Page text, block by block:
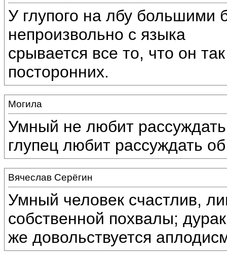
У глупого на лбу большими
непроизвольно с языка
срывается все то, что он
посторонних.
Могила
Умный не любит
глупец любит рассуждать
Вячеслав Серёгин
Умный человек счастлив,
собственной похвалы; дурак
же довольствуется